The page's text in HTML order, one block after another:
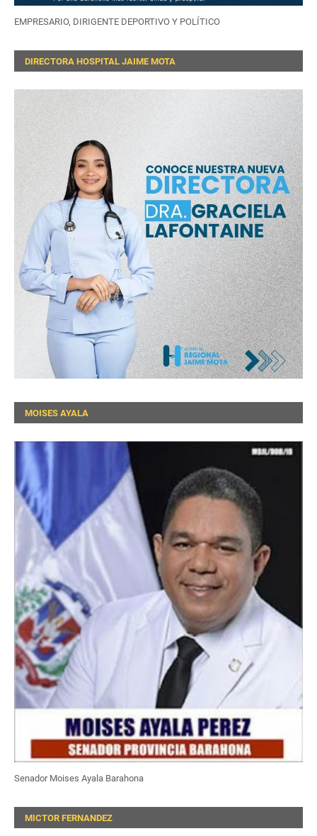
EMPRESARIO, DIRIGENTE DEPORTIVO Y POLÍTICO
DIRECTORA HOSPITAL JAIME MOTA
MOISES AYALA
Senador Moises Ayala Barahona
MICTOR FERNANDEZ